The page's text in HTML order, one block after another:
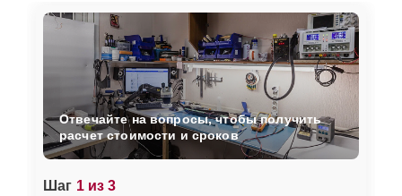
Шаг 1 из 3
Отвечайте на вопросы, чтобы получить
расчет стоимости и сроков